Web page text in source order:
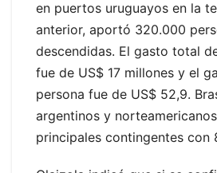
en puertos uruguayos en la
anterior, aportó 320.000
descendidas. El gasto total
fue de US$ 17 millones y el
persona fue de US$ 52,9.
argentinos y
principales contingentes con